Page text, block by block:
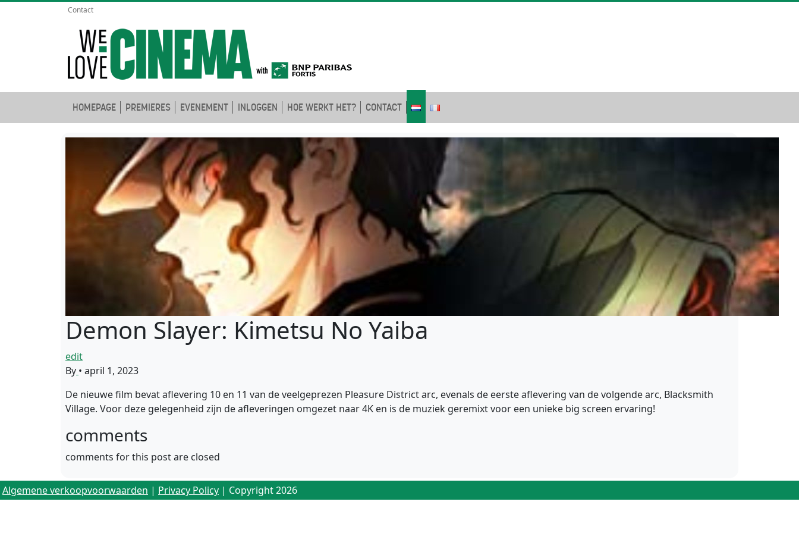
Contact
HOMEPAGE PREMIERES EVENEMENT INLOGGEN HOE WERKT HET? CONTACT
Demon Slayer: Kimetsu No Yaiba
edit
By • april 1, 2023
De nieuwe film bevat aflevering 10 en 11 van de veelgeprezen Pleasure District arc, evenals de eerste aflevering van de volgende arc, Blacksmith
Village. Voor deze gelegenheid zijn de afleveringen omgezet naar 4K en is de muziek geremixt voor een unieke big screen ervaring!
comments
comments for this post are closed
Algemene verkoopvoorwaarden | Privacy Policy | Copyright 2026